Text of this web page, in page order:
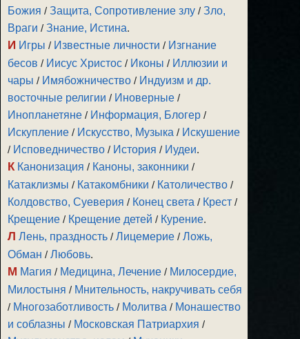
Божия /Защита, Сопротивление злу /Зло,
Враги /Знание, Истина.
И Игры / Известные личности / Изгнание
бесов / Иисус Христос / Иконы / Иллюзии и
чары / Имябожничество / Индуизм и др.
восточные религии / Иноверные /
Инопланетяне / Информация, Блогер /
Искупление / Искусство, Музыка / Искушение
/ Исповедничество / История / Иудеи.
К Канонизация / Каноны, законники /
Катаклизмы / Катакомбники / Католичество /
Колдовство, Суеверия / Конец света / Крест /
Крещение / Крещение детей / Курение.
Л Лень, праздность /Лицемерие /Ложь,
Обман /Любовь.
М Магия / Медицина, Лечение / Милосердие,
Милостыня / Мнительность, накручивать себя
/ Многозаботливость / Молитва / Монашество
и соблазны / Московская Патриархия /